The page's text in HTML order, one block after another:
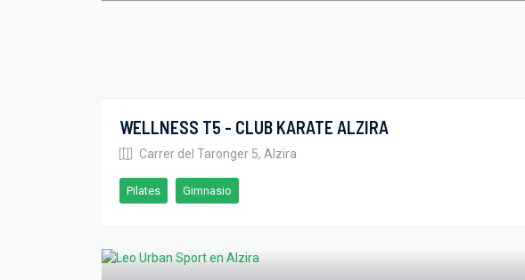
WELLNESS T5 - CLUB KARATE ALZIRA
Carrer del Taronger 5, Alzira
Pilates Gimnasio